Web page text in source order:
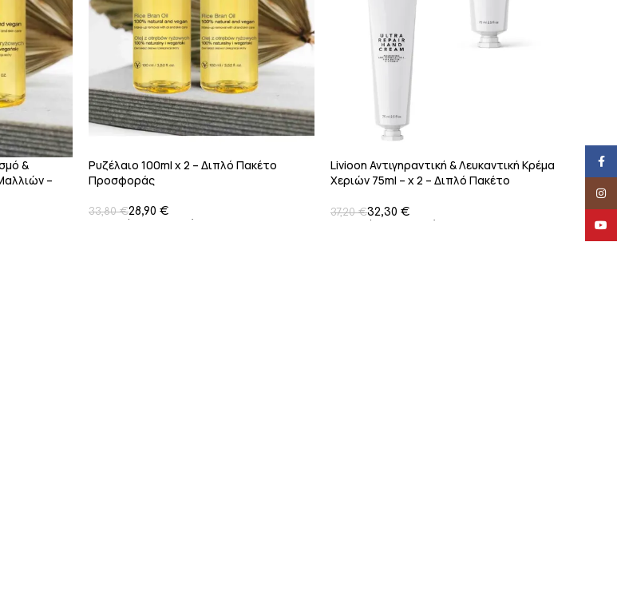
&
–
Ρυζέλαιο 100ml x 2 – Διπλό Πακέτο
Προσφοράς
33,80€28,90 €
Livioon Αντιγηραντική & Λευκαντική Κρέμα
Χεριών 75ml – x 2 – Διπλό Πακέτο
37,20€32,30 €